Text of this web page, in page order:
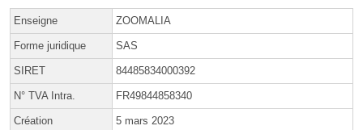
Enseigne ZOOMALIA
Forme juridique SAS
SIRET 84485834000392
N° TVA Intra. FR49844858340
Création 5 mars 2023